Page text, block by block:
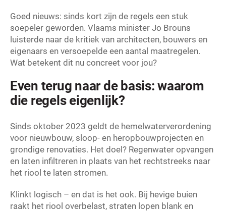
Goed nieuws: sinds kort zijn de regels een stuk
soepeler geworden. Vlaams minister Jo Brouns
luisterde naar de kritiek van architecten, bouwers en
eigenaars en versoepelde een aantal maatregelen.
Wat betekent dit nu concreet voor jou?
Even terug naar de basis: waarom
die regels eigenlijk?
Sinds oktober 2023 geldt de hemelwaterverordening
voor nieuwbouw, sloop- en heropbouwprojecten en
grondige renovaties. Het doel? Regenwater opvangen
en laten infiltreren in plaats van het rechtstreeks naar
het riool te laten stromen.
Klinkt logisch – en dat is het ook. Bij hevige buien
raakt het riool overbelast, straten lopen blank en